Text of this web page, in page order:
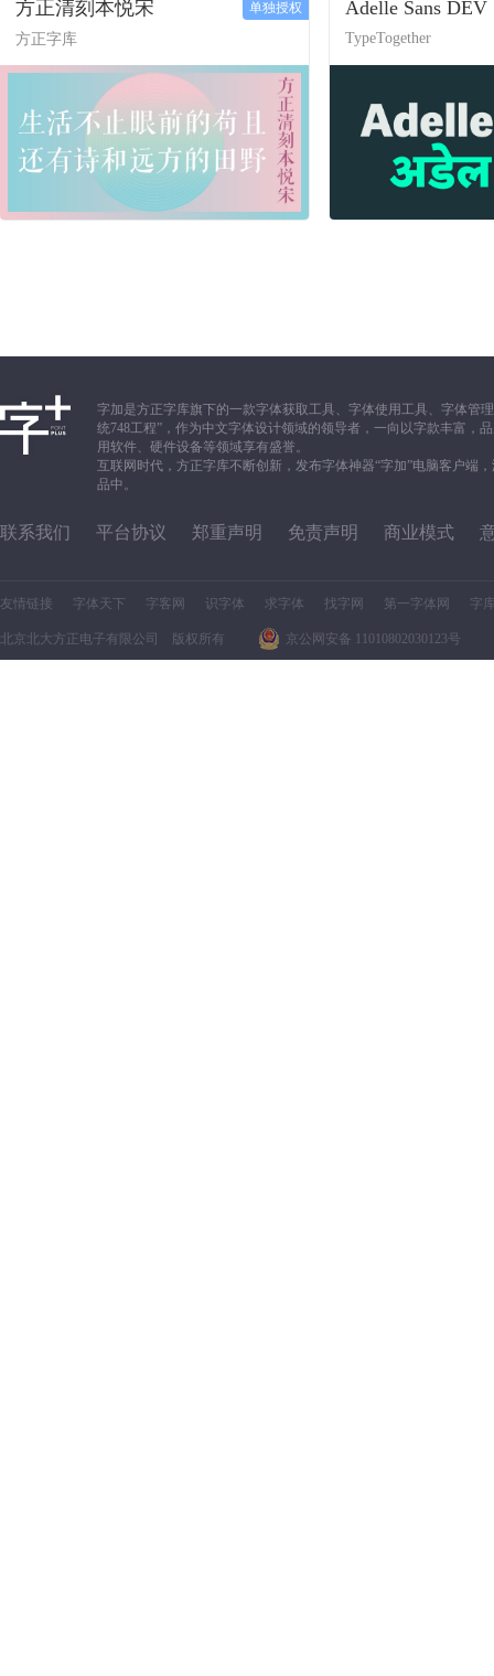
方正清刻本悦宋
方正字库
单独授权 Adelle Sans DEV
TypeTogether
字加是方正字库旗下的一款字体获取工具、字体使用工具、字体管
统748工程”，作为中文字体设计领域的领导者，一向以字款丰富，
用软件、硬件设备等领域享有盛誉。
互联网时代，方正字库不断创新，发布字体神器“字加”电脑客户端
品中。
联系我们 平台协议 郑重声明 免责声明 商业模式
友情链接 字体天下 字客网 识字体 求字体 找字网 第一字体网 字
北京北大方正电子有限公司 版权所有 京公网安备 11010802030123号